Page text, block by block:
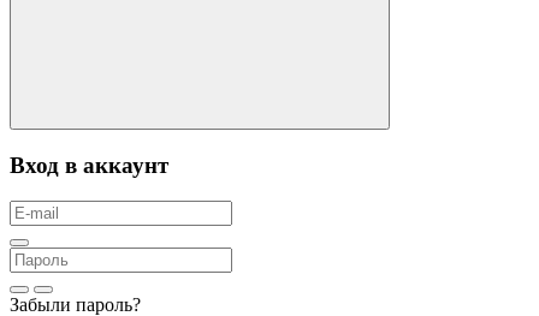
Вход в аккаунт
Забыли пароль?